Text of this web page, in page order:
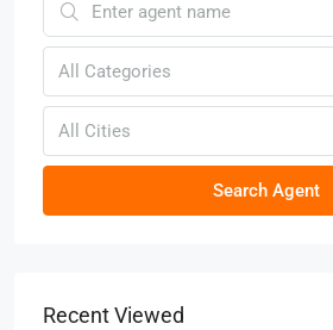
All Categories
All Cities
Search Agent
Recent Viewed